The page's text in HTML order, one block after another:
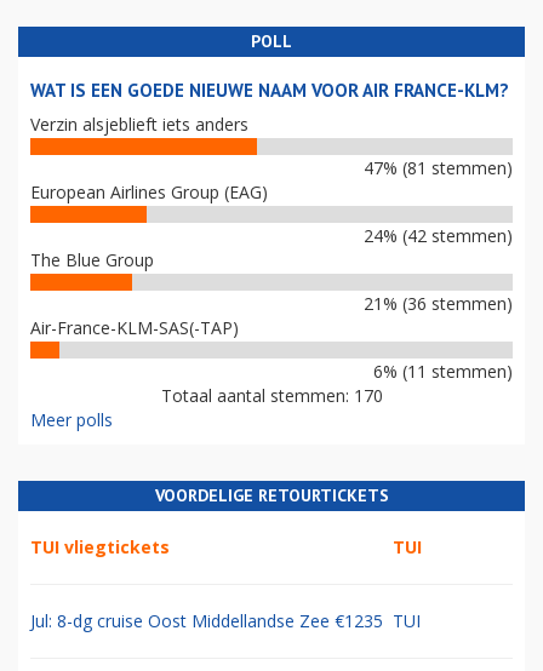
POLL
WAT IS EEN GOEDE NIEUWE NAAM VOOR AIR FRANCE-KLM?
Verzin alsjeblieft iets anders
47% (81 stemmen)
European Airlines Group (EAG)
24% (42 stemmen)
The Blue Group
21% (36 stemmen)
Air-France-KLM-SAS(-TAP)
6% (11 stemmen)
Totaal aantal stemmen: 170
Meer polls
VOORDELIGE RETOURTICKETS
TUI vliegtickets TUI
Jul: 8-dg cruise Oost Middellandse Zee €1235 TUI